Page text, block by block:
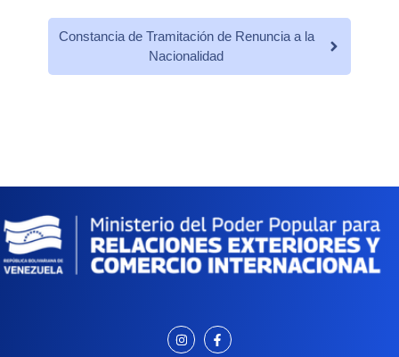
Constancia de Tramitación de Renuncia a la
Nacionalidad